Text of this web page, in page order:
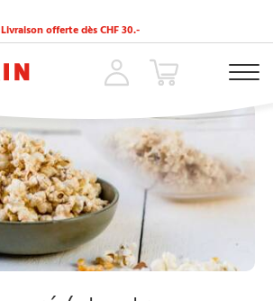
Livraison offerte dès CHF 30.-
» POP-CORN SUCRÉ (ET AUTRES PARFUMS POSSIBLES)